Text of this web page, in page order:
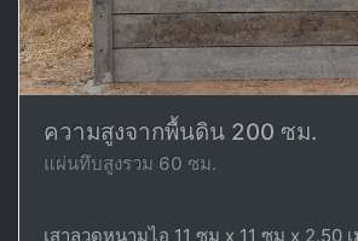
ความสูงจากพื้นดิน 200 ซม.
แผ่นทึบสูงรวม 60 ซม.
เสาลวดหนามไอ 11 ซม x 11 ซม x 2.50